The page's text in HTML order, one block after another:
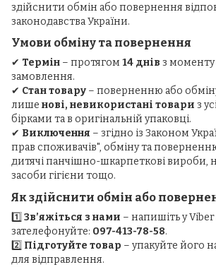
здійснити обмін або повернення
законодавства України.
Умови обміну та повернення
✔ Термін – протягом 14 днів з
замовлення.
✔ Стан товару – поверненню або
лише нові, невикористані товари з
бірками та в оригінальній упаковці.
✔ Виключення – згідно із Законом
прав споживачів", обміну та
дитячі панчішно-шкарпеткові вироби,
засоби гігієни тощо.
Як здійснити обмін або
1️⃣ Зв’яжіться з нами – напишіть у Viber
зателефонуйте: 097-413-78-58.
2️⃣ Підготуйте товар – упакуйте його
для відправлення.